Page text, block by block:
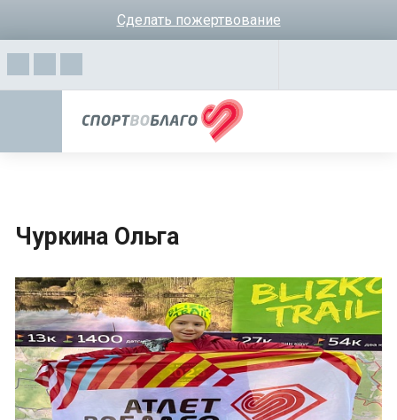
Сделать пожертвование
Чуркина Ольга